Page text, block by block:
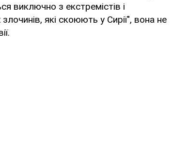
виключно з екстремістів і
які скоюють у Сирії", вона не